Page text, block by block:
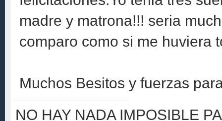
madre y matrona!!! seria
comparo como si me huviera
Muchos Besitos y fuerzas
NO HAY NADA IMPOSIBLE